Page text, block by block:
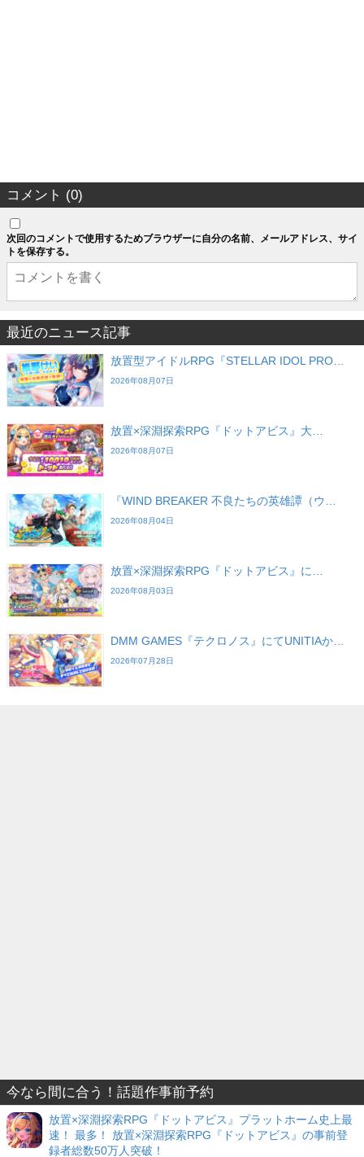
コメント (0)
次回のコメントで使用するためブラウザーに自分の名前、メールアドレス、サイ
トを保存する。
最近のニュース記事
放置型アイドルRPG『STELLAR IDOL PRO…
2026年08月07日
放置×深淵探索RPG『ドットアビス』大…
2026年08月07日
『WIND BREAKER 不良たちの英雄譚（ウ…
2026年08月04日
放置×深淵探索RPG『ドットアビス』に…
2026年08月03日
DMM GAMES『テクロノス』にてUNITIAか…
2026年07月28日
今なら間に合う！話題作事前予約
放置×深淵探索RPG『ドットアビス』プラットホーム史上最
速！ 最多！ 放置×深淵探索RPG『ドットアビス』の事前登
録者総数50万人突破！